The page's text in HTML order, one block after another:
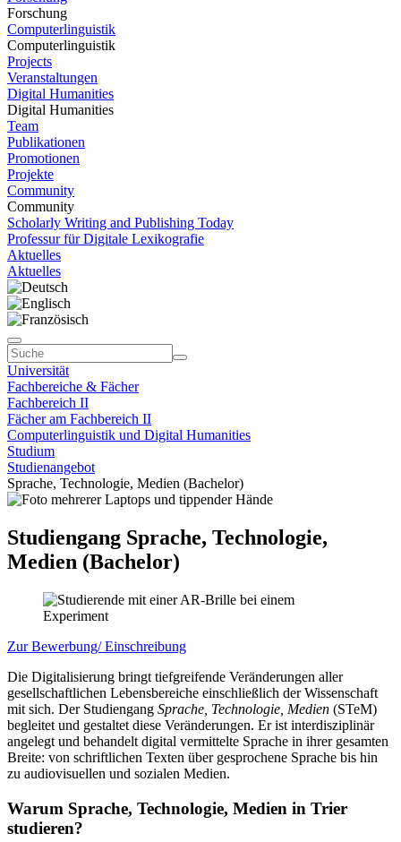
Forschung
Computerlinguistik
Computerlinguistik
Projects
Veranstaltungen
Digital Humanities
Digital Humanities
Team
Publikationen
Promotionen
Projekte
Community
Community
Scholarly Writing and Publishing Today
Professur für Digitale Lexikografie
Aktuelles
Aktuelles
Universität
Fachbereiche & Fächer
Fachbereich II
Fächer am Fachbereich II
Computerlinguistik und Digital Humanities
Studium
Studienangebot
Sprache, Technologie, Medien (Bachelor)
Studiengang Sprache, Technologie,
Medien (Bachelor)
Zur Bewerbung/ Einschreibung
Die Digitalisierung bringt tiefgreifende Veränderungen aller
gesellschaftlichen Lebensbereiche einschließlich der Wissenschaft
mit sich. Der Studiengang Sprache, Technologie, Medien (STeM)
begleitet und gestaltet diese Veränderungen. Er ist interdisziplinär
angelegt und behandelt digital vermittelte Sprache in ihrer gesamten
Breite: von schriftlichen Texten über gesprochene Sprache bis hin
zu audiovisuellen und sozialen Medien.
Warum Sprache, Technologie, Medien in Trier
studieren?